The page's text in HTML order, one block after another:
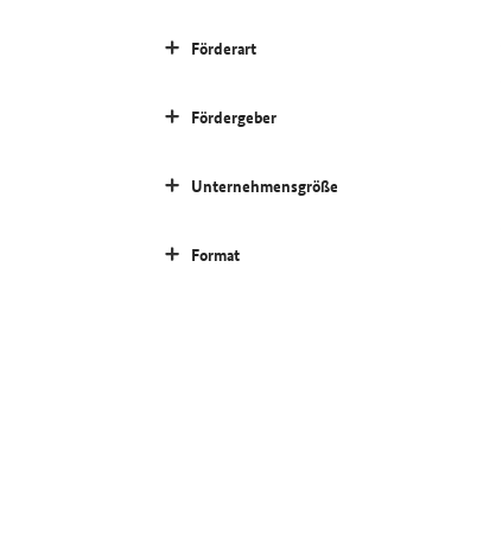
Förderart
Fördergeber
Unternehmensgröße
Format